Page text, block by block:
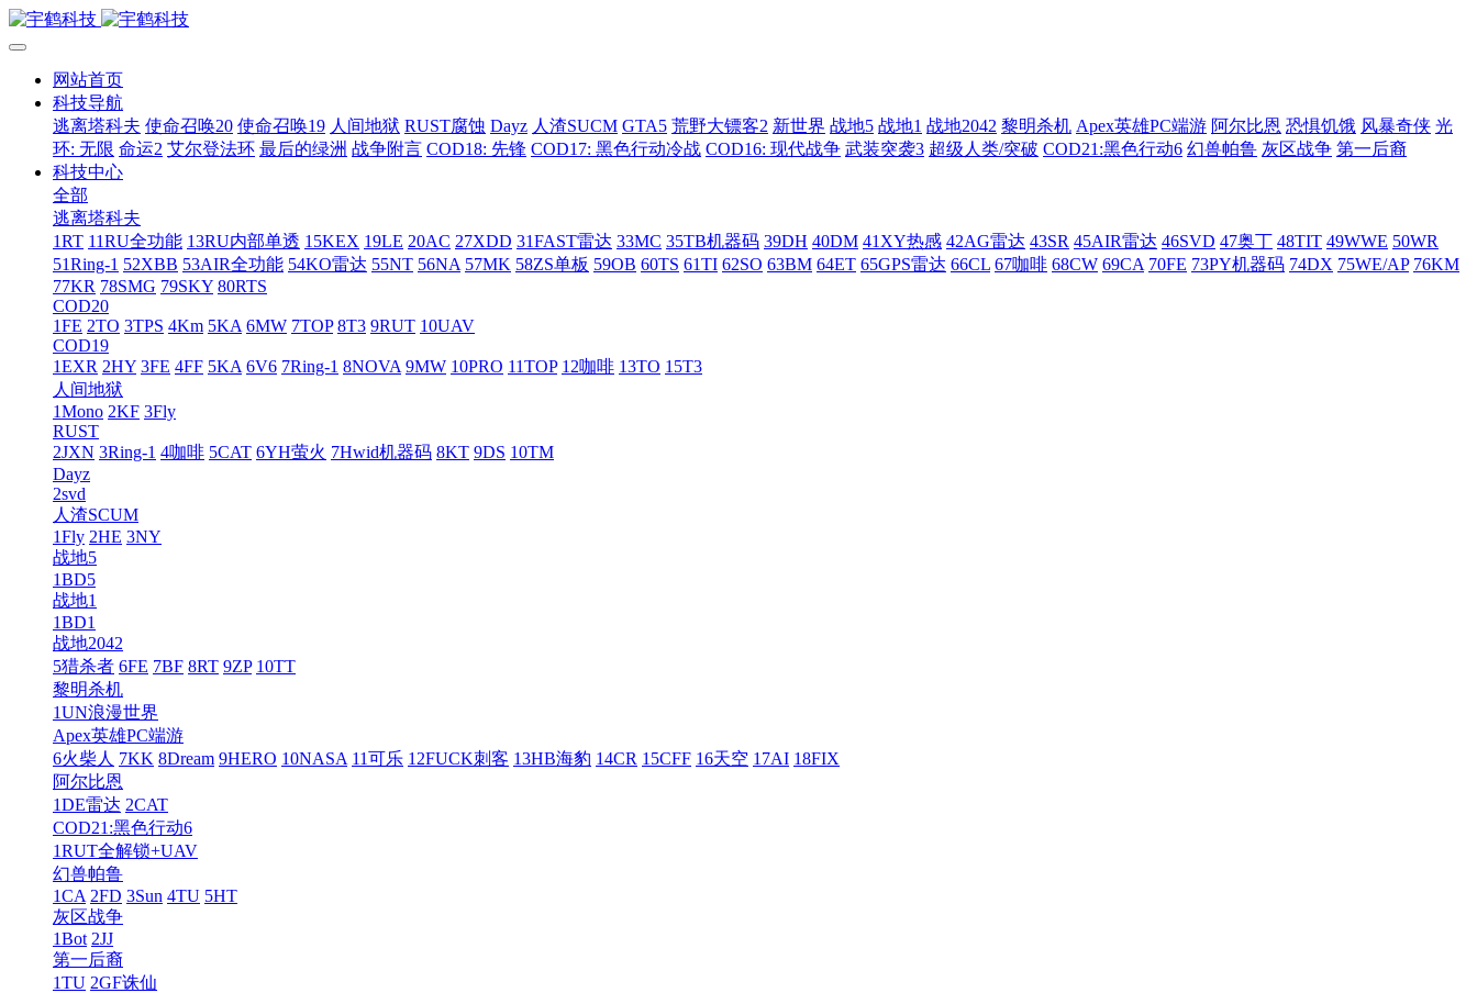
网站首页
科技导航
逃离塔科夫 使命召唤20 使命召唤19 人间地狱 RUST腐蚀 Dayz 人渣SUCM GTA5 荒野大镖客2 新世界 战地5 战地1 战地2042 黎明杀机 Apex英雄PC端游 阿尔比恩 恐惧饥饿 风暴奇侠 光
环: 无限 命运2 艾尔登法环 最后的绿洲 战争附言 COD18: 先锋 COD17: 黑色行动冷战 COD16: 现代战争 武装突袭3 超级人类/突破 COD21:黑色行动6 幻兽帕鲁 灰区战争 第一后裔
科技中心
全部
逃离塔科夫
1RT 11RU全功能 13RU内部单透 15KEX 19LE 20AC 27XDD 31FAST雷达 33MC 35TB机器码 39DH 40DM 41XY热感 42AG雷达 43SR 45AIR雷达 46SVD 47奥丁 48TIT 49WWE 50WR
51Ring-1 52XBB 53AIR全功能 54KO雷达 55NT 56NA 57MK 58ZS单板 59OB 60TS 61TI 62SO 63BM 64ET 65GPS雷达 66CL 67咖啡 68CW 69CA 70FE 73PY机器码 74DX 75WE/AP 76KM
77KR 78SMG 79SKY 80RTS
COD20
1FE 2TO 3TPS 4Km 5KA 6MW 7TOP 8T3 9RUT 10UAV
COD19
1EXR 2HY 3FE 4FF 5KA 6V6 7Ring-1 8NOVA 9MW 10PRO 11TOP 12咖啡 13TO 15T3
人间地狱
1Mono 2KF 3Fly
RUST
2JXN 3Ring-1 4咖啡 5CAT 6YH萤火 7Hwid机器码 8KT 9DS 10TM
Dayz
2svd
人渣SCUM
1Fly 2HE 3NY
战地5
1BD5
战地1
1BD1
战地2042
5猎杀者 6FE 7BF 8RT 9ZP 10TT
黎明杀机
1UN浪漫世界
Apex英雄PC端游
6火柴人 7KK 8Dream 9HERO 10NASA 11可乐 12FUCK刺客 13HB海豹 14CR 15CFF 16天空 17AI 18FIX
阿尔比恩
1DE雷达 2CAT
COD21:黑色行动6
1RUT全解锁+UAV
幻兽帕鲁
1CA 2FD 3Sun 4TU 5HT
灰区战争
1Bot 2JJ
第一后裔
1TU 2GF诛仙